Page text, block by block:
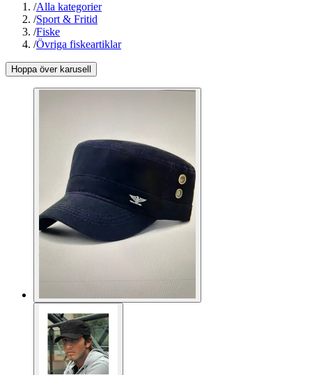
/Alla kategorier
/Sport & Fritid
/Fiske
/Övriga fiskeartiklar
Hoppa över karusell